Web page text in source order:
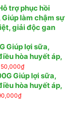
trợ phục hồi
làm chậm sự
giải độc gan
Giúp lợi sữa,
hòa huyết áp,
₫
Giúp lợi sữa,
hòa huyết áp,
₫